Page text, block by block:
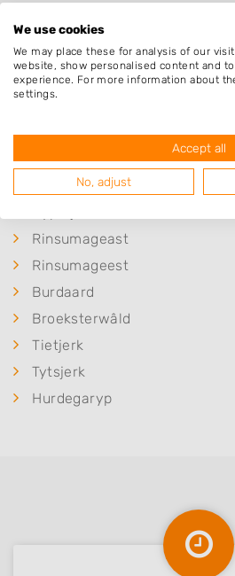
Plaatsen in de buurt
Oentsjerk
Aldtsjerk
Gytsjerk
Rinsumageast
Rinsumageest
Burdaard
Broeksterwâld
Tietjerk
Tytsjerk
Hurdegaryp
We use cookies
We may place these for analysis of our
website, show personalised content and
experience. For more information about
settings.
Accept all
No, adjust